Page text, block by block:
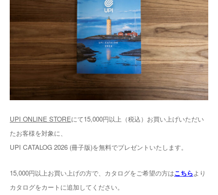
UPI ONLINE STOREにて15,000円以上（税込）お買い上げいただい
たお客様を対象に、
UPI CATALOG 2026 (冊子版)を無料でプレゼントいたします。
15,000円以上お買い上げの方で、カタログをご希望の方はこちらより
カタログをカートに追加してください。